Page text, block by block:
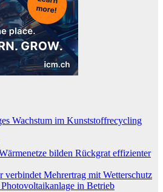
Wachstum im Kunststoffrecycling
bilden Rückgrat effizienter
verbindet Mehrertrag mit Wetterschutz
in Betrieb